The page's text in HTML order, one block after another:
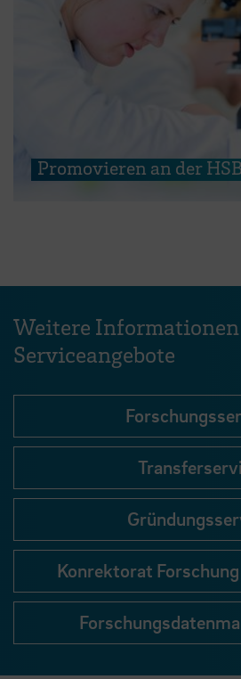
Promovieren an der HSB
Weitere
Serviceangebote
Konrektorat